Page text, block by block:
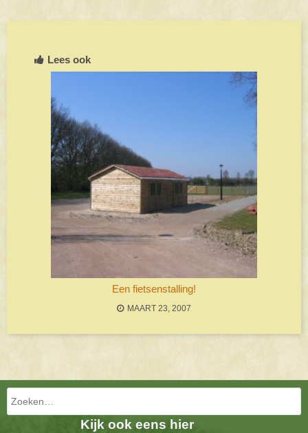
Lees ook
Een fietsenstalling!
MAART 23, 2007
Bericht navigatie
Zoeken
Kijk ook eens hier